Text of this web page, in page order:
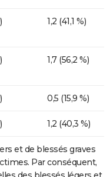
1,2 (41,1 %)
1,7 (56,2 %)
0,5 (15,9 %)
1,2 (40,3 %)
et de blessés graves
Par conséquent,